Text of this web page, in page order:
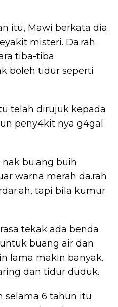
itu, Mawi berkata dia
misteri. Da.rah
tiba-tiba
boleh tidur seperti
telah dirujuk kepada
peny4kit nya g4gal
nak bu.ang buih
warna merah da.rah
tapi bila kumur
tekak ada benda
buang air dan
lama makin banyak.
dan tidur duduk.
selama 6 tahun itu